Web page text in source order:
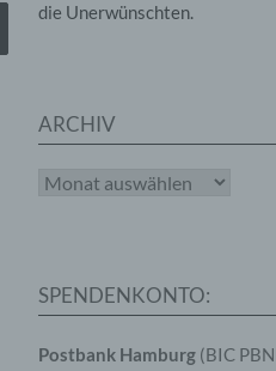
die Unerwünschten.
ARCHIV
Archiv
SPENDENKONTO:
Postbank Hamburg (BIC